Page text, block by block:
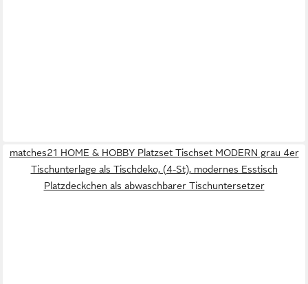
matches21 HOME & HOBBY Platzset Tischset MODERN grau 4er
Tischunterlage als Tischdeko, (4-St), modernes Esstisch
Platzdeckchen als abwaschbarer Tischuntersetzer